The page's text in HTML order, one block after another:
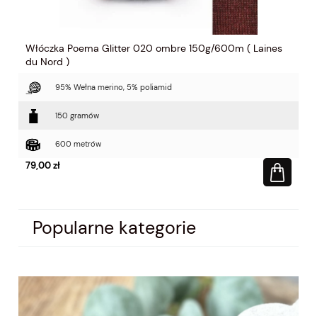
Włóczka Poema Glitter 021 ombre 150g/600m ( Laines
du Nord )
95% Wełna merino, 5% poliamid
150 gramów
600 metrów
79,00 zł
Popularne kategorie